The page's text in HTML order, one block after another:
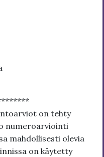
on tehty
numeroarviointi
mahdollisesti olevia
on käytetty